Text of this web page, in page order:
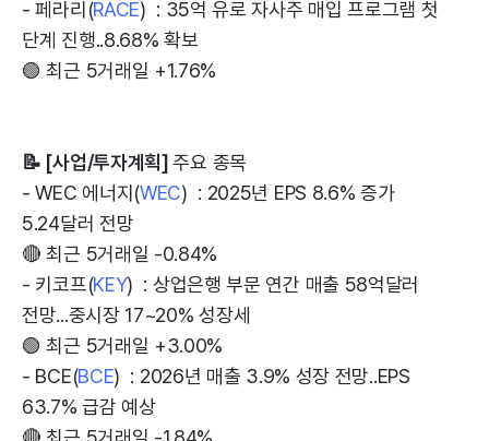
- 페라리(RACE) : 35억 유로 자사주 매입 프로그램 첫
단계 진행..8.68% 확보
🟢 최근 5거래일 +1.76%
📝 [사업/투자계획]주요 종목
- WEC 에너지(WEC) : 2025년 EPS 8.6% 증가
5.24달러 전망
🔴 최근 5거래일 -0.84%
- 키코프(KEY) : 상업은행 부문 연간 매출 58억달러
전망...중시장 17~20% 성장세
🟢 최근 5거래일 +3.00%
- BCE(BCE) : 2026년 매출 3.9% 성장 전망..EPS
63.7% 급감 예상